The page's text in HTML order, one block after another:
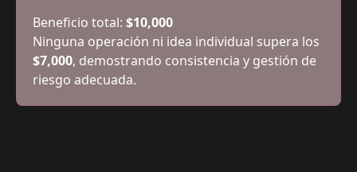
Beneficio total: $10,000
Ninguna operación ni idea individual supera los
$7,000, demostrando consistencia y gestión de
riesgo adecuada.